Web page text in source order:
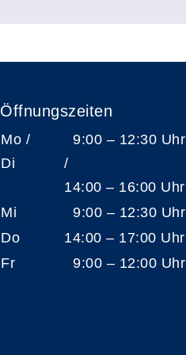
Öffnungszeiten
Mo /
Di
9:00 – 12:30 Uhr
/
14:00 – 16:00 Uhr
Mi
9:00 – 12:30 Uhr
Do
14:00 – 17:00 Uhr
Fr
9:00 – 12:00 Uhr